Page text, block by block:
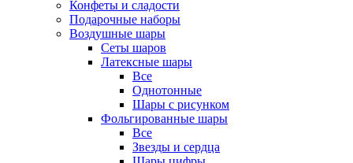
Конфеты и сладости
Подарочные наборы
Воздушные шары
Сеты шаров
Латексные шары
Все
Однотонные
Шары с рисунком
Фольгированные шары
Все
Звезды и сердца